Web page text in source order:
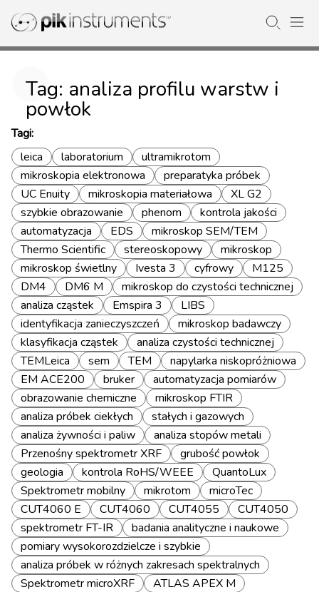
Tag: analiza profilu warstw i
powłok
Tagi:
leica
laboratorium
ultramikrotom
mikroskopia elektronowa
preparatyka próbek
UC Enuity
mikroskopia materiałowa
XL G2
szybkie obrazowanie
phenom
kontrola jakości
automatyzacja
EDS
mikroskop SEM/TEM
Thermo Scientific
stereoskopowy
mikroskop
mikroskop świetlny
Ivesta 3 cyfrowy
M125
DM4
DM6 M
mikroskop do czystości technicznej
analiza cząstek
Emspira 3
LIBS
identyfikacja zanieczyszczeń
mikroskop badawczy
klasyfikacja cząstek
analiza czystości technicznej
TEMLeica
sem TEM
napylarka niskopróżniowa
EM ACE200
bruker
automatyzacja pomiarów
obrazowanie chemiczne
mikroskop FTIR
analiza próbek ciekłych
stałych i gazowych
analiza żywności i paliw
analiza stopów metali
Przenośny spektrometr XRF
grubość powłok
geologia
kontrola RoHS/WEEE
QuantoLux
Spektrometr mobilny
mikrotom
microTec
CUT4060 E
CUT4060 CUT4055
CUT4050
spektrometr FT-IR
badania analityczne i naukowe
pomiary wysokorozdzielcze i szybkie
analiza próbek w różnych zakresach spektralnych
Spektrometr microXRF
ATLAS APEX M